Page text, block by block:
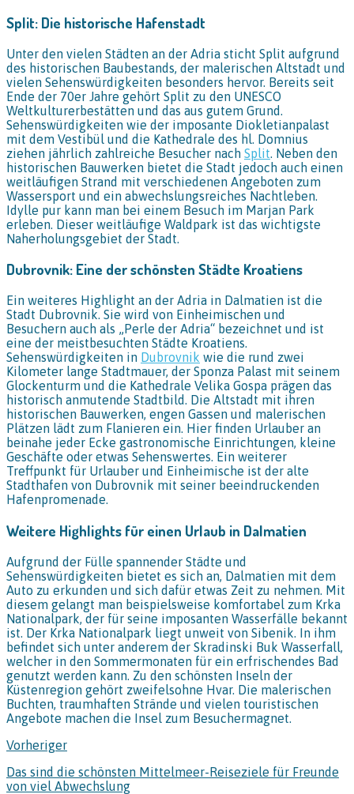
Split: Die historische Hafenstadt
Unter den vielen Städten an der Adria sticht Split aufgrund
des historischen Baubestands, der malerischen Altstadt und
vielen Sehenswürdigkeiten besonders hervor. Bereits seit
Ende der 70er Jahre gehört Split zu den UNESCO
Weltkulturerbestätten und das aus gutem Grund.
Sehenswürdigkeiten wie der imposante Diokletianpalast
mit dem Vestibül und die Kathedrale des hl. Domnius
ziehen jährlich zahlreiche Besucher nach Split. Neben den
historischen Bauwerken bietet die Stadt jedoch auch einen
weitläufigen Strand mit verschiedenen Angeboten zum
Wassersport und ein abwechslungsreiches Nachtleben.
Idylle pur kann man bei einem Besuch im Marjan Park
erleben. Dieser weitläufige Waldpark ist das wichtigste
Naherholungsgebiet der Stadt.
Dubrovnik: Eine der schönsten Städte Kroatiens
Ein weiteres Highlight an der Adria in Dalmatien ist die
Stadt Dubrovnik. Sie wird von Einheimischen und
Besuchern auch als „Perle der Adria“ bezeichnet und ist
eine der meistbesuchten Städte Kroatiens.
Sehenswürdigkeiten in Dubrovnik wie die rund zwei
Kilometer lange Stadtmauer, der Sponza Palast mit seinem
Glockenturm und die Kathedrale Velika Gospa prägen das
historisch anmutende Stadtbild. Die Altstadt mit ihren
historischen Bauwerken, engen Gassen und malerischen
Plätzen lädt zum Flanieren ein. Hier finden Urlauber an
beinahe jeder Ecke gastronomische Einrichtungen, kleine
Geschäfte oder etwas Sehenswertes. Ein weiterer
Treffpunkt für Urlauber und Einheimische ist der alte
Stadthafen von Dubrovnik mit seiner beeindruckenden
Hafenpromenade.
Weitere Highlights für einen Urlaub in Dalmatien
Aufgrund der Fülle spannender Städte und
Sehenswürdigkeiten bietet es sich an, Dalmatien mit dem
Auto zu erkunden und sich dafür etwas Zeit zu nehmen. Mit
diesem gelangt man beispielsweise komfortabel zum Krka
Nationalpark, der für seine imposanten Wasserfälle bekannt
ist. Der Krka Nationalpark liegt unweit von Sibenik. In ihm
befindet sich unter anderem der Skradinski Buk Wasserfall,
welcher in den Sommermonaten für ein erfrischendes Bad
genutzt werden kann. Zu den schönsten Inseln der
Küstenregion gehört zweifelsohne Hvar. Die malerischen
Buchten, traumhaften Strände und vielen touristischen
Angebote machen die Insel zum Besuchermagnet.
Vorheriger
Das sind die schönsten Mittelmeer-Reiseziele für Freunde
von viel Abwechslung